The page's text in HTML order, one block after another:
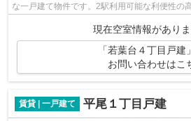
な一戸建て物件です。2駅利用可能な利便性の
物件は陽当り良好です。自分に合った賃...
現在空室情報がありま
「若葉台４丁目戸建
お問い合わせはこ
賃貸 | 一戸建て 平尾１丁目戸建